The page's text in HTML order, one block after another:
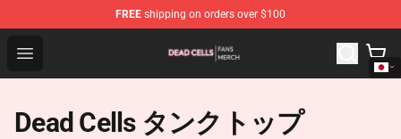
FREE shipping on orders over $100
Open menu
Dead Cells Shop - Official Dead Cells Merchandise Store
Dead Cells タンクトップ